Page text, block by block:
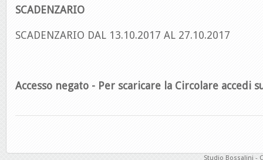
SCADENZARIO
SCADENZARIO DAL 13.10.2017 AL 27.10.2017
Accesso negato - Per scaricare la Circolare accedi
Studio Bossalini -